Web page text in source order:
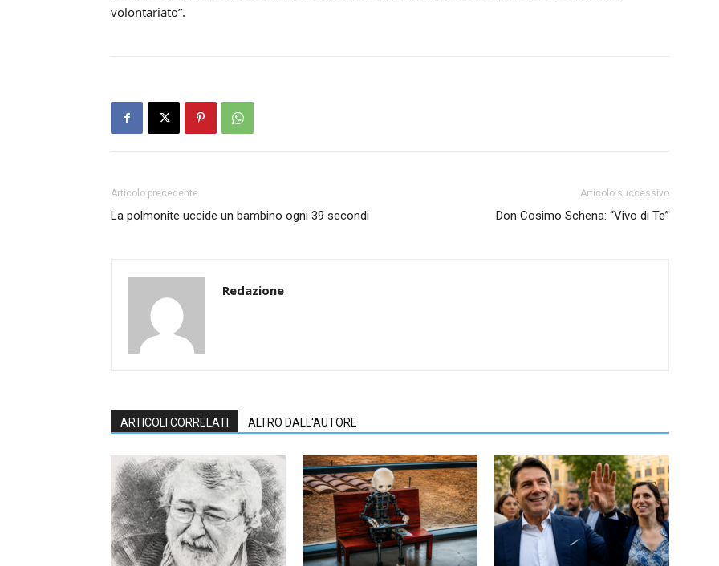
volontariato”.
Articolo precedente
La polmonite uccide un bambino ogni 39 secondi
Articolo successivo
Don Cosimo Schena: “Vivo di Te”
Redazione
ARTICOLI CORRELATI ALTRO DALL'AUTORE